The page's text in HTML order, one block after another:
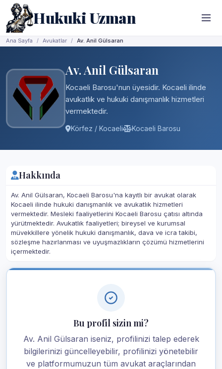
Hukuki Uzman
Ana Sayfa Avukatlar Av. Anil Gülsaran
Av. Anil Gülsaran
Kocaeli Barosu'nun üyesidir. Kocaeli ilinde
avukatlık ve hukuki danışmanlık hizmetleri
vermektedir.
Körfez / Kocaeli Kocaeli Barosu
Hakkında
Av. Anil Gülsaran, Kocaeli Barosu'na kayıtlı bir avukat olarak
Kocaeli ilinde hukuki danışmanlık ve avukatlık hizmetleri
vermektedir. Mesleki faaliyetlerini Kocaeli Barosu çatısı altında
yürütmektedir. Avukatlık faaliyetleri; bireysel ve kurumsal
müvekkillere yönelik hukuki danışmanlık, dava ve icra takibi,
sözleşme hazırlanması ve uyuşmazlıkların çözümü hizmetlerini
içermektedir.
Bu profil sizin mi?
Av. Anil Gülsaran iseniz, profilinizi talep ederek
bilgilerinizi güncelleyebilir, profilinizi yönetebilir
ve platformumuzun tüm avukat araçlarından